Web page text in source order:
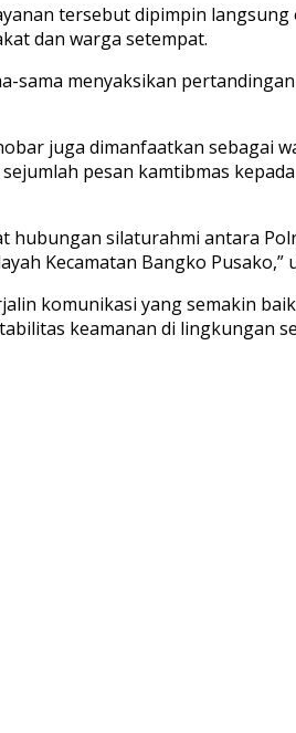
tersebut dipimpin
dan warga setempat.
sama menyaksikan
juga dimanfaatkan sebagai
pesan kamtibmas
silaturahmi antara
Kecamatan Bangko Pusako,”
komunikasi yang semakin
keamanan di lingkungan